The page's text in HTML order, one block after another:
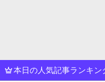
本日の人気記事ランキン